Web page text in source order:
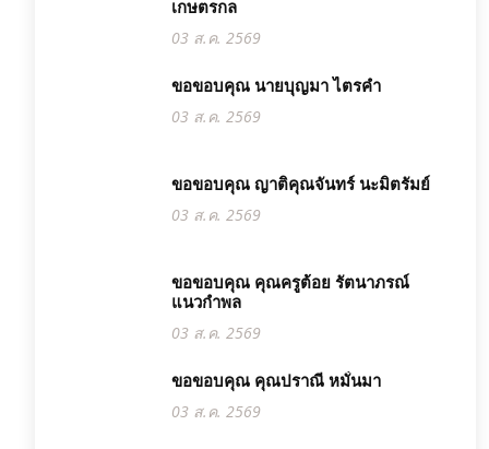
เกษตรกล
03 ส.ค. 2569
ขอขอบคุณ นายบุญมา ไตรคำ
03 ส.ค. 2569
ขอขอบคุณ ญาติคุณจันทร์ นะมิตรัมย์
03 ส.ค. 2569
ขอขอบคุณ คุณครูต้อย รัตนาภรณ์
แนวกำพล
03 ส.ค. 2569
ขอขอบคุณ คุณปราณี หมั่นมา
03 ส.ค. 2569